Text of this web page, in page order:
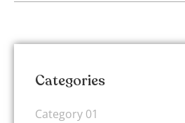
Categories
Category 01